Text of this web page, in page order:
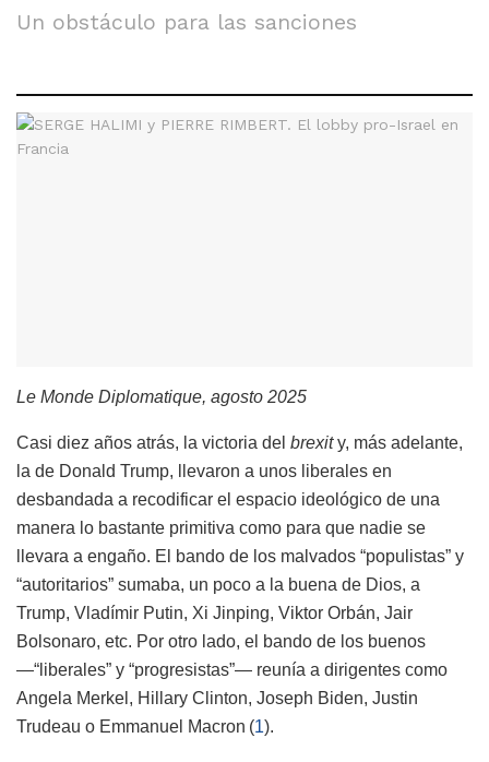
Un obstáculo para las sanciones
Le Monde Diplomatique, agosto 2025
Casi diez años atrás, la victoria del brexity, más adelante,
la de Donald Trump, llevaron a unos liberales en
desbandada a recodificar el espacio ideológico de una
manera lo bastante primitiva como para que nadie se
llevara a engaño. El bando de los malvados “populistas” y
“autoritarios” sumaba, un poco a la buena de Dios, a
Trump, Vladímir Putin, Xi Jinping, Viktor Orbán, Jair
Bolsonaro, etc. Por otro lado, el bando de los buenos
—“liberales” y “progresistas”— reunía a dirigentes como
Angela Merkel, Hillary Clinton, Joseph Biden, Justin
Trudeau o Emmanuel Macron (1).